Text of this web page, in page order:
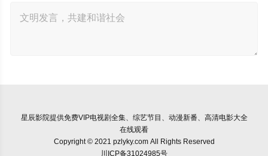
星辰影院提供免费VIP电视剧全集、综艺节目、动漫新番、高清电影大全
在线观看
Copyright © 2021 pzlyky.com All Rights Reserved
川ICP备31024985号